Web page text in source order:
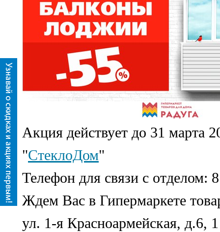
Акция действует до 31 марта
"СтеклоДом"
Телефон для связи с отделом:
Ждем Вас в Гипермаркете
ул. 1-я Красноармейская, д.6,